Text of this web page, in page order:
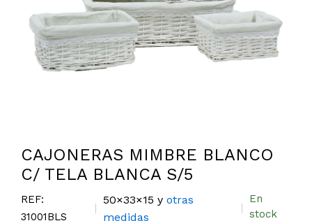
CAJONERAS MIMBRE BLANCO
C/ TELA BLANCA S/5
REF:
31001BLS
50×33×15 yotras
medidas
En
stock